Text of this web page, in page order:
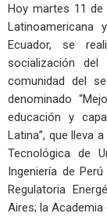
Hoy martes 11 de
Latinoamericana
Ecuador, se
socialización
comunidad del
denominado
educación y
Latina”, que lleva
Tecnológica de
Ingeniería de
Regulatoria
Aires; la Academia